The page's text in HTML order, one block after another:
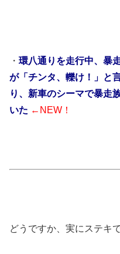
・ 環八通りを走行中、暴
が「チンタ、轢け！」と
り、新車のシーマで暴走
いた ←NEW！
どうですか、実にステキ